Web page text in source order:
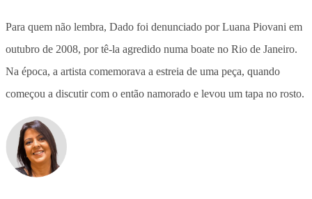
Para quem não lembra, Dado foi denunciado por Luana Piovani em
outubro de 2008, por tê-la agredido numa boate no Rio de Janeiro.
Na época, a artista comemorava a estreia de uma peça, quando
começou a discutir com o então namorado e levou um tapa no rosto.